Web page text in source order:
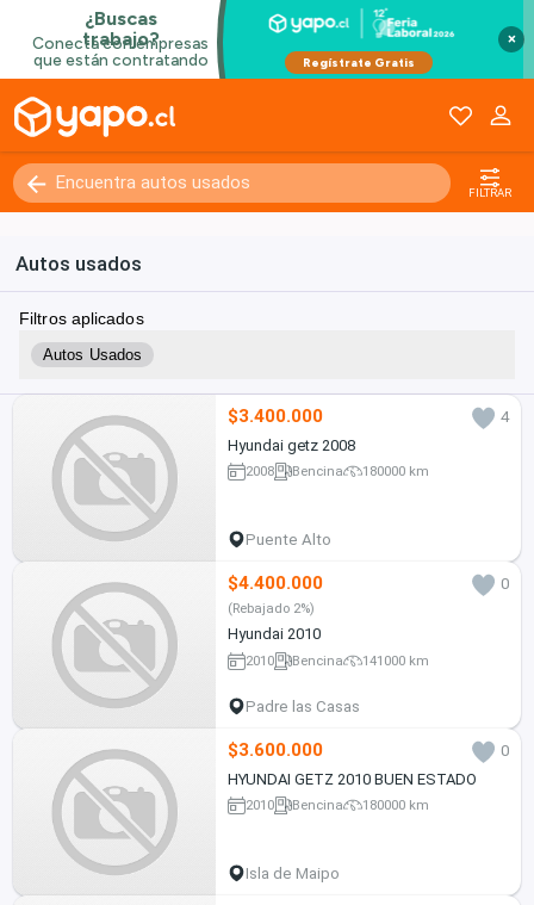
×
FILTRAR
Autos usados
Filtros aplicados
Autos Usados
$3.400.000
4
Hyundai getz 2008
2008 Bencina 180000 km
Puente Alto
$4.400.000 0
(Rebajado 2%)
Hyundai 2010
2010 Bencina 141000 km
Padre las Casas
$3.600.000
0
HYUNDAI GETZ 2010 BUEN ESTADO
2010 Bencina 180000 km
Isla de Maipo